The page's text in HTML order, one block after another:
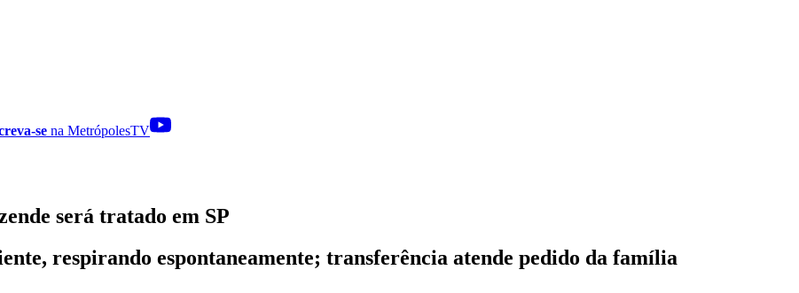
se na MetrópolesTV
será tratado em SP
respirando espontaneamente; transferência atende pedido da família